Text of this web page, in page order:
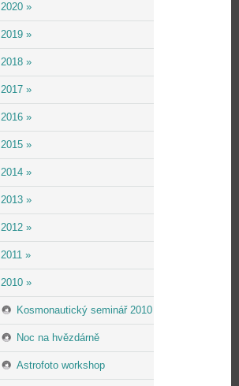
2020 »
2019 »
2018 »
2017 »
2016 »
2015 »
2014 »
2013 »
2012 »
2011 »
2010 »
Kosmonautický seminář 2010
Noc na hvězdárně
Astrofoto workshop